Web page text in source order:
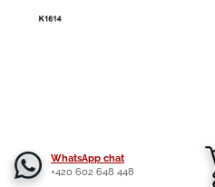
WhatsApp chat
+420 602 648 448